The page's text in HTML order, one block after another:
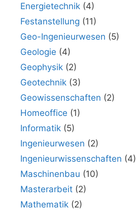
Energietechnik (4)
Festanstellung (11)
Geo-Ingenieurwesen (5)
Geologie (4)
Geophysik (2)
Geotechnik (3)
Geowissenschaften (2)
Homeoffice (1)
Informatik (5)
Ingenieurwesen (2)
Ingenieurwissenschaften (4)
Maschinenbau (10)
Masterarbeit (2)
Mathematik (2)